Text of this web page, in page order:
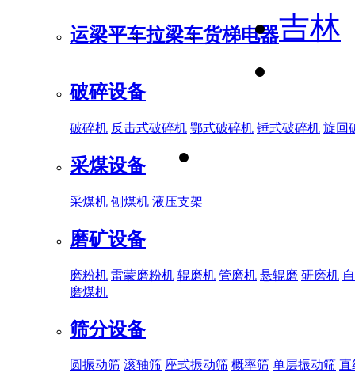
运梁平车拉梁车货梯电器
破碎设备
破碎机 反击式破碎机 鄂式破碎机 锤式破碎机 旋回
采煤设备
采煤机 刨煤机 液压支架
磨矿设备
磨粉机 雷蒙磨粉机 辊磨机 管磨机 悬辊磨 研磨机
磨煤机
筛分设备
圆振动筛 滚轴筛 座式振动筛 概率筛 单层振动筛 直
吉林